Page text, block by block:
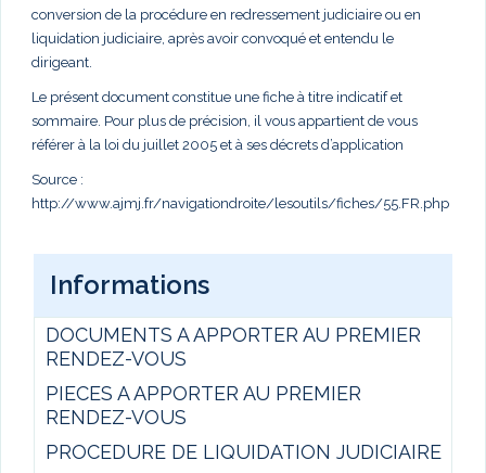
conversion de la procédure en redressement judiciaire ou en
liquidation judiciaire, après avoir convoqué et entendu le
dirigeant.
Le présent document constitue une fiche à titre indicatif et
sommaire. Pour plus de précision, il vous appartient de vous
référer à la loi du juillet 2005 et à ses décrets d’application
Source :
http://www.ajmj.fr/navigationdroite/lesoutils/fiches/55.FR.php
Informations
DOCUMENTS A APPORTER AU PREMIER
RENDEZ-VOUS
PIECES A APPORTER AU PREMIER
RENDEZ-VOUS
PROCEDURE DE LIQUIDATION JUDICIAIRE